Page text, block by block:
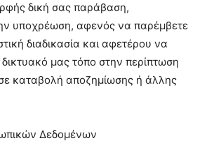
δική σας παράβαση,
υποχρέωση, αφενός να παρέμβετε
διαδικασία και αφετέρου να
μας τόπο στην περίπτωση
καταβολή αποζημίωσης ή άλλης
Δεδομένων